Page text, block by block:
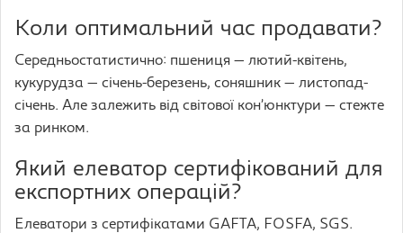
Коли оптимальний час продавати?
Середньостатистично: пшениця — лютий-квітень,
кукурудза — січень-березень, соняшник — листопад-
січень. Але залежить від світової кон’юнктури — стежте
за ринком.
Який елеватор сертифікований для
експортних операцій?
Елеватори з сертифікатами GAFTA, FOSFA, SGS.